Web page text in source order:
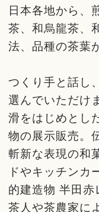
日本各地から、
茶、和烏龍茶、
法、品種の茶葉
つくり手と話し
選んでいただけ
滑をはじめとし
物の展示販売。
斬新な表現の和
ドやキッチンカ
的建造物 半田赤
茶人や茶農家に